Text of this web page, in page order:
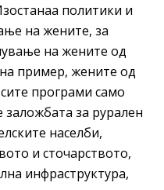
политики и
на жените, за
на жените од
пример, жените од
програми само
за рурален
населби,
и сточарството,
инфраструктура,